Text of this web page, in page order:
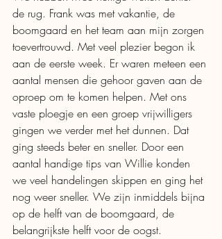
de rug. Frank was met vakantie, de
boomgaard en het team aan mijn zorgen
toevertrouwd. Met veel plezier begon ik
aan de eerste week. Er waren meteen een
aantal mensen die gehoor gaven aan de
oproep om te komen helpen. Met ons
vaste ploegje en een groep vrijwilligers
gingen we verder met het dunnen. Dat
ging steeds beter en sneller. Door een
aantal handige tips van Willie konden
we veel handelingen skippen en ging het
nog weer sneller. We zijn inmiddels bijna
op de helft van de boomgaard, de
belangrijkste helft voor de oogst.